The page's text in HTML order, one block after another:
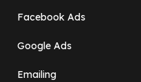
Facebook Ads
Google Ads
Emailing